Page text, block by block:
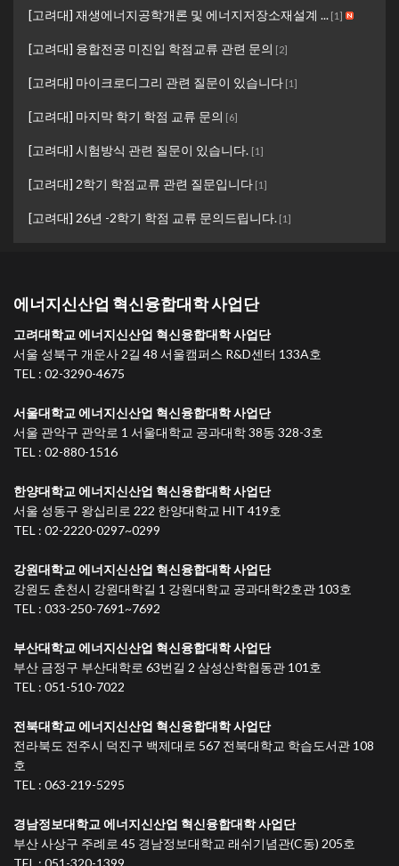
[고려대] 재생에너지공학개론 및 에너지저장소재설계 ... [1]
[고려대] 융합전공 미진입 학점교류 관련 문의 [2]
[고려대] 마이크로디그리 관련 질문이 있습니다 [1]
[고려대] 마지막 학기 학점 교류 문의 [6]
[고려대] 시험방식 관련 질문이 있습니다. [1]
[고려대] 2학기 학점교류 관련 질문입니다 [1]
[고려대] 26년 -2학기 학점 교류 문의드립니다. [1]
에너지신산업 혁신융합대학 사업단
고려대학교 에너지신산업 혁신융합대학 사업단
서울 성북구 개운사 2길 48 서울캠퍼스 R&D센터 133A호
TEL : 02-3290-4675
서울대학교 에너지신산업 혁신융합대학 사업단
서울 관악구 관악로 1 서울대학교 공과대학 38동 328-3호
TEL : 02-880-1516
한양대학교 에너지신산업 혁신융합대학 사업단
서울 성동구 왕십리로 222 한양대학교 HIT 419호
TEL : 02-2220-0297~0299
강원대학교 에너지신산업 혁신융합대학 사업단
강원도 춘천시 강원대학길 1 강원대학교 공과대학2호관 103호
TEL : 033-250-7691~7692
부산대학교 에너지신산업 혁신융합대학 사업단
부산 금정구 부산대학로 63번길 2 삼성산학협동관 101호
TEL : 051-510-7022
전북대학교 에너지신산업 혁신융합대학 사업단
전라북도 전주시 덕진구 백제대로 567 전북대학교 학습도서관 108
호
TEL : 063-219-5295
경남정보대학교 에너지신산업 혁신융합대학 사업단
부산 사상구 주례로 45 경남정보대학교 래쉬기념관(C동) 205호
TEL : 051-320-1399